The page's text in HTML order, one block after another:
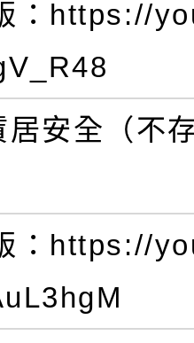
：https://
居安全（不
：https://